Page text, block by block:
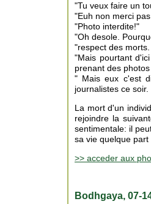
"Tu veux faire un
"Euh non merci
"Photo interdite!"
"Oh desole.
"respect des
"Mais pourtant
prenant des
" Mais eux c'est
journalistes ce
La mort d'un
rejoindre la
sentimentale: il
sa vie quelque part
>> acceder aux
Bodhgaya, 07-